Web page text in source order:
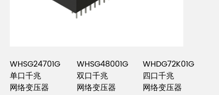
WHSG24701G WHSG48001G
WHDG72K01G
单口千兆
双口千兆
四口千兆
网络变压器
网络变压器
网络变压器